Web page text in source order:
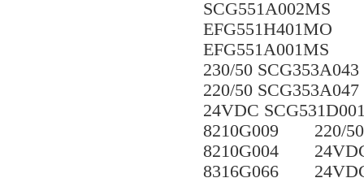
SCG551A002MS
EFG551H401MO
EFG551A001MS
230/50
220/50
24VDC
8210G009 220/
8210G004
8316G066